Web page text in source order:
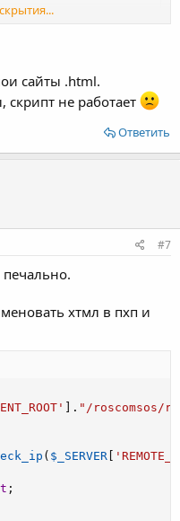
сайты .html.
скрипт не работает
Ответить
#7
печально.
хтмл в пхп и
. "/roscomsos/
( $_SERVER
;